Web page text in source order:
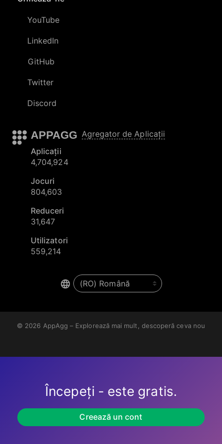
YouTube
LinkedIn
GitHub
Twitter
Discord
APPAGG Agregator de Aplicații
Aplicații
4,704,924
Jocuri
804,603
Reduceri
31,647
Utilizatori
559,214
© 2026 AppAgg – Explorează mai mult, descoperă ceva nou
Începeți - este gratis.
Creează un cont